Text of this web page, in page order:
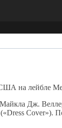
на лейбле
Дж.